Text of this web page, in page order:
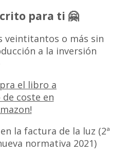
para ti 🤗
veintitantos o más sin
a la inversión
la factura de la luz (2ª
normativa 2021)